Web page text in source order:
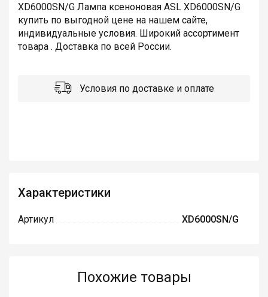
XD6000SN/G Лампа ксеноновая ASL XD6000SN/G
купить по выгодной цене на нашем сайте,
индивидуальные условия. Широкий ассортимент
товара . Доставка по всей России.
Условия по доставке и оплате
Характеристики
Артикул XD6000SN/G
Похожие товары